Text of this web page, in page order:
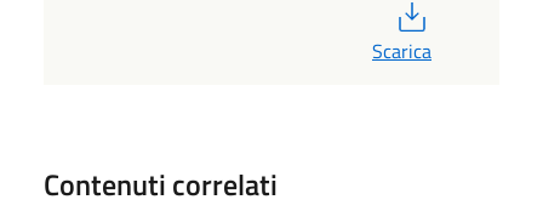
Scarica
Contenuti correlati